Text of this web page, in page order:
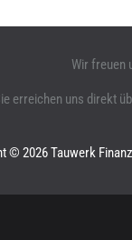
Wir freuen
erreichen uns direkt
© 2026 Tauwerk